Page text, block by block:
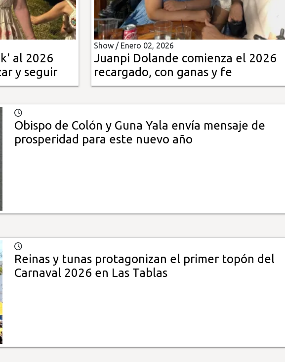
al 2026
y seguir
Show / Enero 02, 2026
Juanpi Dolande comienza el 2026
recargado, con ganas y fe
Obispo de Colón y Guna Yala envía mensaje de
prosperidad para este nuevo año
Reinas y tunas protagonizan el primer topón del
Carnaval 2026 en Las Tablas